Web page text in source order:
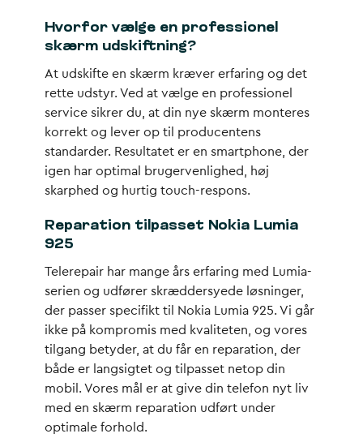
Hvorfor vælge en professionel
skærm udskiftning?
At udskifte en skærm kræver erfaring og det
rette udstyr. Ved at vælge en professionel
service sikrer du, at din nye skærm monteres
korrekt og lever op til producentens
standarder. Resultatet er en smartphone, der
igen har optimal brugervenlighed, høj
skarphed og hurtig touch-respons.
Reparation tilpasset Nokia Lumia
925
Telerepair har mange års erfaring med Lumia-
serien og udfører skræddersyede løsninger,
der passer specifikt til Nokia Lumia 925. Vi går
ikke på kompromis med kvaliteten, og vores
tilgang betyder, at du får en reparation, der
både er langsigtet og tilpasset netop din
mobil. Vores mål er at give din telefon nyt liv
med en skærm reparation udført under
optimale forhold.